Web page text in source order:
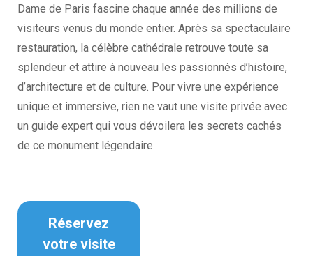
Dame de Paris fascine chaque année des millions de
visiteurs venus du monde entier. Après sa spectaculaire
restauration, la célèbre cathédrale retrouve toute sa
splendeur et attire à nouveau les passionnés d’histoire,
d’architecture et de culture. Pour vivre une expérience
unique et immersive, rien ne vaut une visite privée avec
un guide expert qui vous dévoilera les secrets cachés
de ce monument légendaire.
Réservez
votre visite